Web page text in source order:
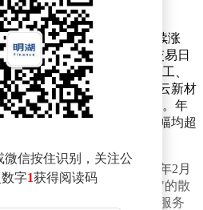
期表现强劲，多只个股连续涨
5月28日至6月2日的四个交易日
累计涨幅近160%。楚江新工、
纷纷涨停，英诺激光、博云新材
钻石、中兵红箭等个股跟涨。年
、黄河旋风、惠丰钻石涨幅均超
过230%。
需求密切相关。英伟达今年2月
采用"金刚石复合材料+液冷"的散
Systems向印度主权云服务
微信按住识别，关注公
字1获得阅读码